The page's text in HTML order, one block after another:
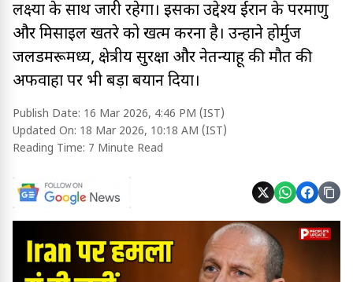
लक्ष्यों के साथ जारी रहेगा। इसका उद्देश्य ईरान के परमाणु
और मिसाइल खतरे को खत्म करना है। उन्होंने होर्मुज
जलडमरूमध्य, क्षेत्रीय सुरक्षा और नेतन्याहू की मौत की
अफवाहों पर भी बड़ा बयान दिया।
Publish Date: 16 Mar 2026, 4:46 PM (IST)
Updated On: 18 Mar 2026, 10:18 AM (IST)
Reading Time: 7 Minute Read